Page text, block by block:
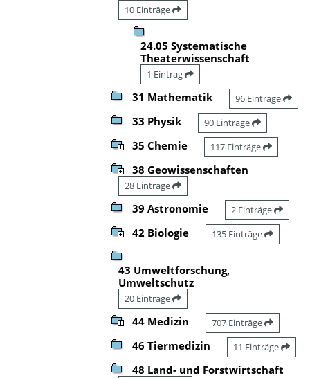
10 Einträge
24.05 Systematische
Theaterwissenschaft
1 Eintrag
31 Mathematik 96 Einträge
33 Physik 90 Einträge
35 Chemie 117 Einträge
38 Geowissenschaften
28 Einträge
39 Astronomie 2 Einträge
42 Biologie 135 Einträge
43 Umweltforschung,
Umweltschutz
20 Einträge
44 Medizin 707 Einträge
46 Tiermedizin 11 Einträge
48 Land- und Forstwirtschaft